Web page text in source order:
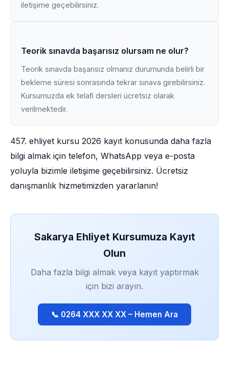
iletişime geçebilirsiniz.
Teorik sınavda başarısız olursam ne olur?
Teorik sınavda başarısız olmanız durumunda belirli bir
bekleme süresi sonrasında tekrar sınava girebilirsiniz.
Kursumuzda ek telafi dersleri ücretsiz olarak
verilmektedir.
457. ehliyet kursu 2026 kayıt konusunda daha fazla
bilgi almak için telefon, WhatsApp veya e-posta
yoluyla bizimle iletişime geçebilirsiniz. Ücretsiz
danışmanlık hizmetimizden yararlanın!
Sakarya Ehliyet Kursumuza Kayıt
Olun
Daha fazla bilgi almak veya kayıt yaptırmak
için bizi arayın.
📞 0264 XXX XX XX – Hemen Ara